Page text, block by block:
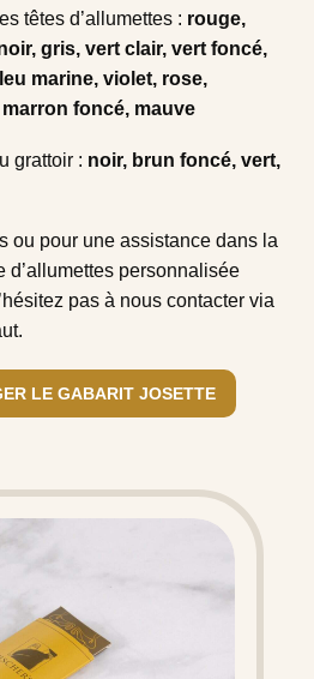
têtes d’allumettes : rouge,
gris, vert clair, vert foncé,
marine, violet, rose,
foncé, mauve
grattoir : noir, brun foncé, vert,
ou pour une assistance dans la
d’allumettes personnalisée
pas à nous contacter via
LE GABARIT JOSETTE